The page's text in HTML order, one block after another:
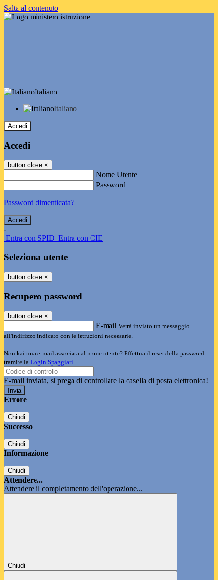
Salta al contenuto
Italiano
Italiano
Accedi
Accedi
button close ×
Nome Utente
Password
Password dimenticata?
-
Entra con SPID Entra con CIE
Seleziona utente
button close ×
Recupero password
button close ×
E-mail Verrà inviato un messaggio
all'indirizzo indicato con le istruzioni necessarie.
Non hai una e-mail associata al nome utente? Effettua il reset della password
tramite la Login Spaggiari
E-mail inviata, si prega di controllare la casella di posta elettronica!
Errore
Chiudi
Successo
Chiudi
Informazione
Chiudi
Attendere...
Attendere il completamento dell'operazione...
Chiudi